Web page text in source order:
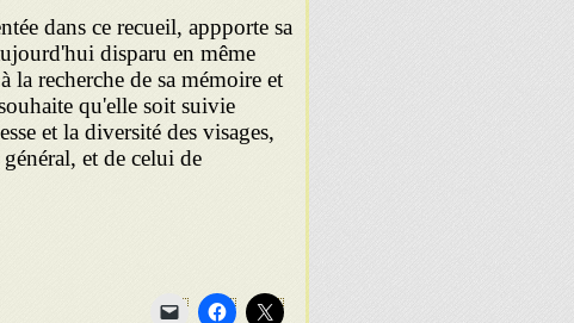
dans ce recueil, appporte sa
disparu en même
la recherche de sa mémoire et
qu'elle soit suivie
et la diversité des visages,
et de celui de